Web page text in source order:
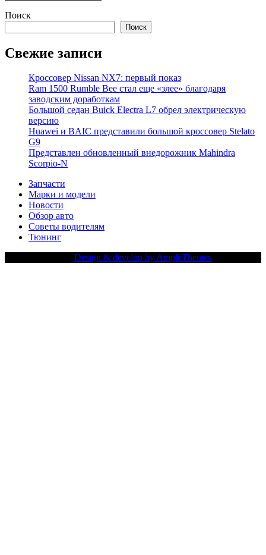
Поиск
Поиск
Свежие записи
Кроссовер Nissan NX7: первый показ
Ram 1500 Rumble Bee стал еще «злее» благодаря
заводским доработкам
Большой седан Buick Electra L7 обрел электрическую
версию
Huawei и BAIC представили большой кроссовер Stelato
G9
Представлен обновленный внедорожник Mahindra
Scorpio-N
Запчасти
Марки и модели
Новости
Обзор авто
Советы водителям
Тюнинг
Design & develop by AmpleThemes